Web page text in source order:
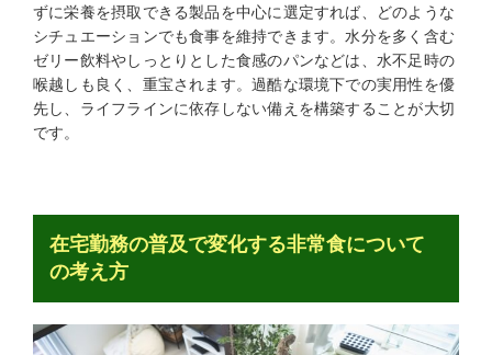
ずに栄養を摂取できる製品を中心に選定すれば、どのような
シチュエーションでも食事を維持できます。水分を多く含む
ゼリー飲料やしっとりとした食感のパンなどは、水不足時の
喉越しも良く、重宝されます。過酷な環境下での実用性を優
先し、ライフラインに依存しない備えを構築することが大切
です。
在宅勤務の普及で変化する非常食について
の考え方